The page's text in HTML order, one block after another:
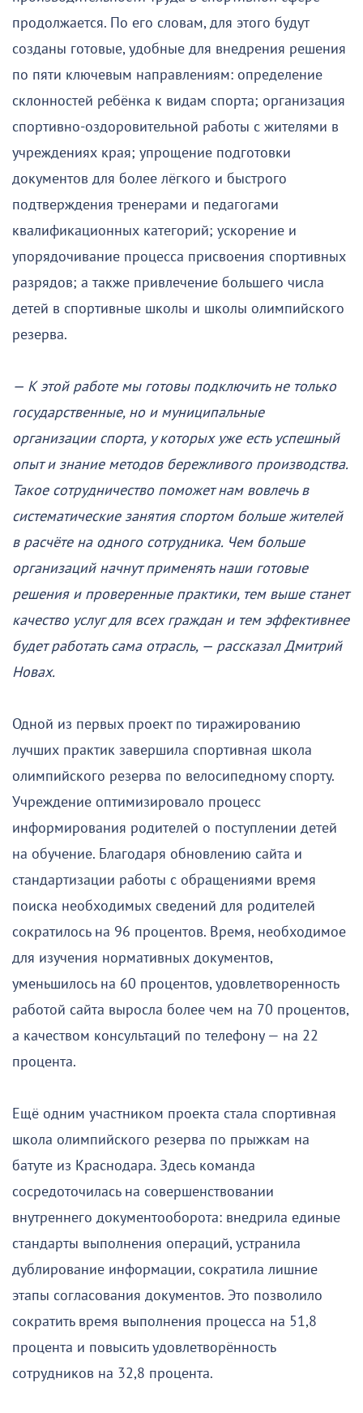
продолжается. По его словам, для этого будут
созданы готовые, удобные для внедрения решения
по пяти ключевым направлениям: определение
склонностей ребёнка к видам спорта; организация
спортивно-оздоровительной работы с жителями в
учреждениях края; упрощение подготовки
документов для более лёгкого и быстрого
подтверждения тренерами и педагогами
квалификационных категорий; ускорение и
упорядочивание процесса присвоения спортивных
разрядов; а также привлечение большего числа
детей в спортивные школы и школы олимпийского
резерва.
— К этой работе мы готовы подключить не только
государственные, но и муниципальные
организации спорта, у которых уже есть успешный
опыт и знание методов бережливого производства.
Такое сотрудничество поможет нам вовлечь в
систематические занятия спортом больше жителей
в расчёте на одного сотрудника. Чем больше
организаций начнут применять наши готовые
решения и проверенные практики, тем выше станет
качество услуг для всех граждан и тем эффективнее
будет работать сама отрасль, — рассказал Дмитрий
Новах.
Одной из первых проект по тиражированию
лучших практик завершила спортивная школа
олимпийского резерва по велосипедному спорту.
Учреждение оптимизировало процесс
информирования родителей о поступлении детей
на обучение. Благодаря обновлению сайта и
стандартизации работы с обращениями время
поиска необходимых сведений для родителей
сократилось на 96 процентов. Время, необходимое
для изучения нормативных документов,
уменьшилось на 60 процентов, удовлетворенность
работой сайта выросла более чем на 70 процентов,
а качеством консультаций по телефону — на 22
процента.
Ещё одним участником проекта стала спортивная
школа олимпийского резерва по прыжкам на
батуте из Краснодара. Здесь команда
сосредоточилась на совершенствовании
внутреннего документооборота: внедрила единые
стандарты выполнения операций, устранила
дублирование информации, сократила лишние
этапы согласования документов. Это позволило
сократить время выполнения процесса на 51,8
процента и повысить удовлетворённость
сотрудников на 32,8 процента.